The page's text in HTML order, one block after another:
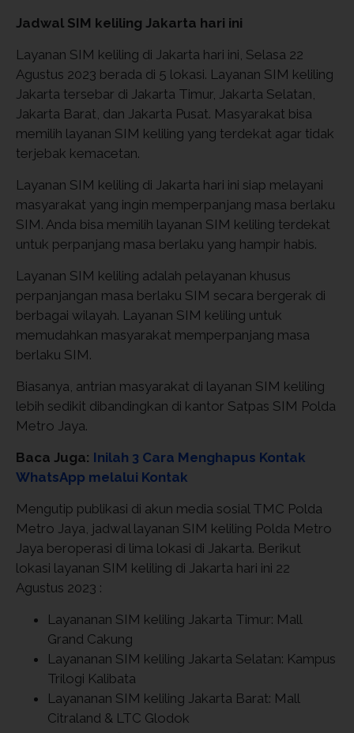
Jadwal SIM keliling Jakarta hari ini
Layanan SIM keliling di Jakarta hari ini, Selasa 22
Agustus 2023 berada di 5 lokasi. Layanan SIM keliling
Jakarta tersebar di Jakarta Timur, Jakarta Selatan,
Jakarta Barat, dan Jakarta Pusat. Masyarakat bisa
memilih layanan SIM keliling yang terdekat agar tidak
terjebak kemacetan.
Layanan SIM keliling di Jakarta hari ini siap melayani
masyarakat yang ingin memperpanjang masa berlaku
SIM. Anda bisa memilih layanan SIM keliling terdekat
untuk perpanjang masa berlaku yang hampir habis.
Layanan SIM keliling adalah pelayanan khusus
perpanjangan masa berlaku SIM secara bergerak di
berbagai wilayah. Layanan SIM keliling untuk
memudahkan masyarakat memperpanjang masa
berlaku SIM.
Biasanya, antrian masyarakat di layanan SIM keliling
lebih sedikit dibandingkan di kantor Satpas SIM Polda
Metro Jaya.
Baca Juga: Inilah 3 Cara Menghapus Kontak
WhatsApp melalui Kontak
Mengutip publikasi di akun media sosial TMC Polda
Metro Jaya, jadwal layanan SIM keliling Polda Metro
Jaya beroperasi di lima lokasi di Jakarta. Berikut
lokasi layanan SIM keliling di Jakarta hari ini 22
Agustus 2023 :
Layananan SIM keliling Jakarta Timur: Mall
Grand Cakung
Layananan SIM keliling Jakarta Selatan: Kampus
Trilogi Kalibata
Layananan SIM keliling Jakarta Barat: Mall
Citraland & LTC Glodok